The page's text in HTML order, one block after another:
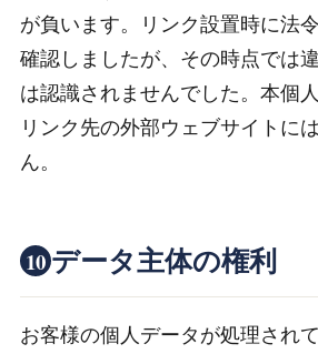
が負います。リンク設置時に法
確認しましたが、その時点では
は認識されませんでした。本個
リンク先の外部ウェブサイトに
ん。
10 データ主体の権利
お客様の個人データが処理され